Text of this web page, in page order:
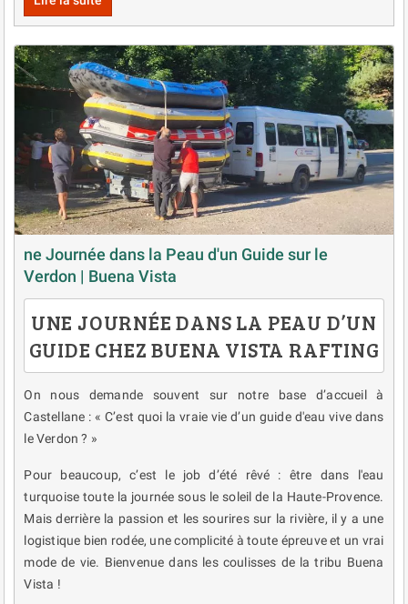
ne Journée dans la Peau d'un Guide sur le
Verdon | Buena Vista
UNE JOURNÉE DANS LA PEAU D’UN
GUIDE CHEZ BUENA VISTA RAFTING
On nous demande souvent sur notre base d’accueil à
Castellane : « C’est quoi la vraie vie d’un guide d'eau vive dans
le Verdon ? »
Pour beaucoup, c’est le job d’été rêvé : être dans l'eau
turquoise toute la journée sous le soleil de la Haute-Provence.
Mais derrière la passion et les sourires sur la rivière, il y a une
logistique bien rodée, une complicité à toute épreuve et un vrai
mode de vie. Bienvenue dans les coulisses de la tribu Buena
Vista !